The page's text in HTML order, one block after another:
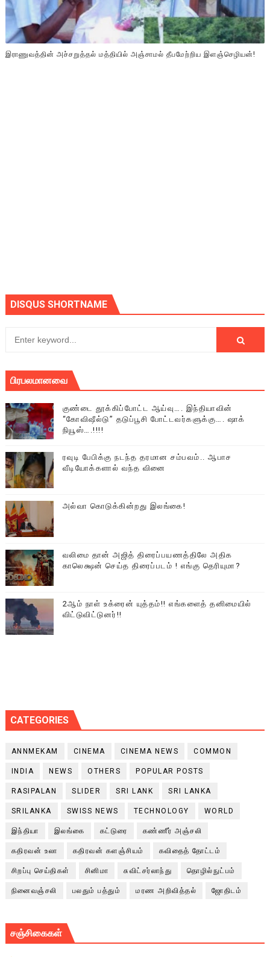
இராணுவத்தின் அச்சறுத்தல் மத்தியில் அஞ்சாமல் தீபமேற்றிய இளஞ்செழியன்!
DISQUS SHORTNAME
பிரபலமானவை
குண்டை தூக்கிப்போட்ட ஆய்வு…. இந்தியாவின்
“கோவிஷீல்டு” தடுப்பூசி போட்டவர்களுக்கு…. ஷாக்
நியூஸ்….!!!!
ரவுடி பேபிக்கு நடந்த தரமான சம்பவம்.. ஆபாச
வீடியோக்களால் வந்த வினை
அல்வா கொடுக்கின்றது இலங்கை!
வலிமை தான் அஜித் திரைப்பயணத்திலே அதிக
காலெக்ஷன் செய்த திரைப்படம் ! எங்கு தெரியுமா?
2ஆம் நாள் உக்ரைன் யுத்தம்!! எங்களைத் தனிமையில்
விட்டுவிட்டுனர்!!
CATEGORIES
ANNMEKAM CINEMA CINEMA NEWS COMMON
INDIA NEWS OTHERS POPULAR POSTS
RASIPALAN SLIDER SRI LANK SRI LANKA
SRILANKA SWISS NEWS TECHNOLOGY WORLD
இந்தியா இலங்கை கட்டுரை கண்ணீர் அஞ்சலி
கதிரவன் உலா கதிரவன் களஞ்சியம் கவிதைத் தோட்டம்
சிறப்பு செய்திகள் சினிமா சுவிட்சர்லாந்து தொழில்நுட்பம்
நினைவஞ்சலி பலதும் பத்தும் மரண அறிவித்தல் ஜோதிடம்
சஞ்சிகைகள்